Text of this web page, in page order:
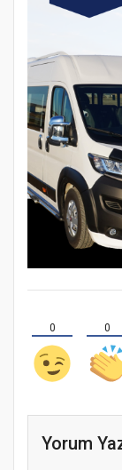
0 0
Yorum